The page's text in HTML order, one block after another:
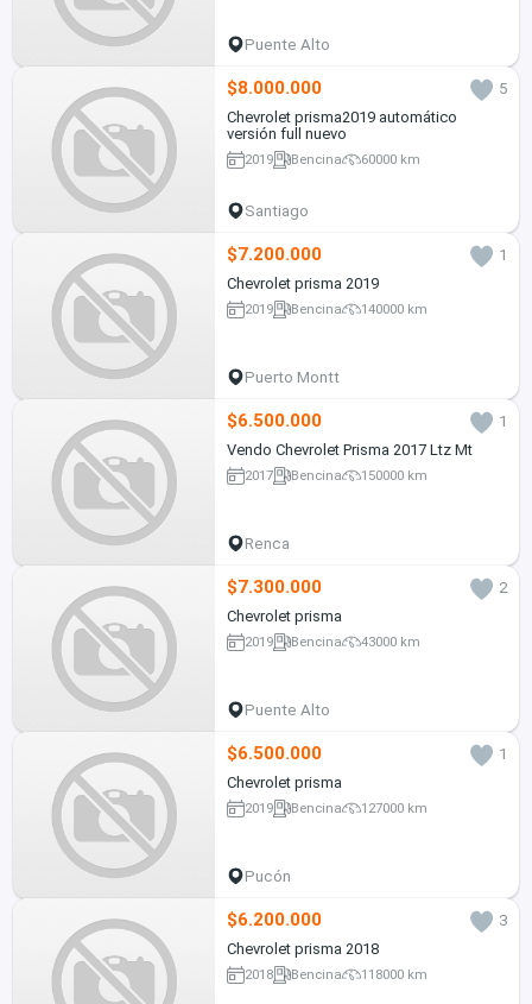
Puente Alto
$8.000.000
5
Chevrolet prisma2019 automático
versión full nuevo
2019 Bencina 60000 km
Santiago
$7.200.000
1
Chevrolet prisma 2019
2019 Bencina 140000 km
Puerto Montt
$6.500.000
1
Vendo Chevrolet Prisma 2017 Ltz Mt
2017 Bencina 150000 km
Renca
$7.300.000
2
Chevrolet prisma
2019 Bencina 43000 km
Puente Alto
$6.500.000
1
Chevrolet prisma
2019 Bencina 127000 km
Pucón
$6.200.000
3
Chevrolet prisma 2018
2018 Bencina 118000 km